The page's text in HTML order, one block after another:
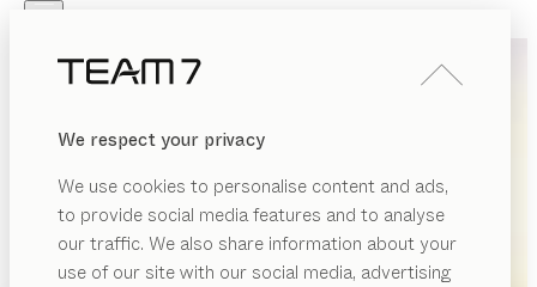
We respect your privacy
We use cookies to personalise content and ads,
to provide social media features and to analyse
our traffic. We also share information about your
use of our site with our social media, advertising
PRODUKTE
INSPIRATION
HÄNDLER